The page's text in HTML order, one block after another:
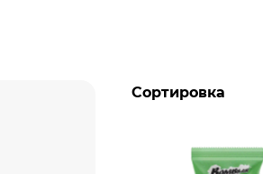
Сортировка